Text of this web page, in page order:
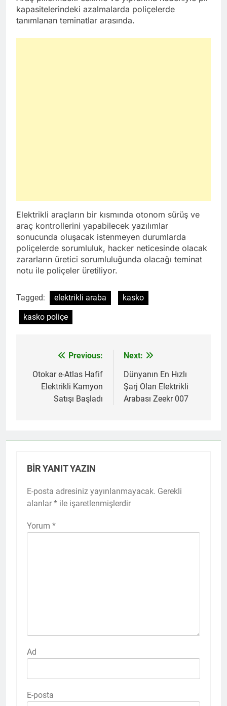
kapasitelerindeki azalmalarda poliçelerde
tanımlanan teminatlar arasında.
Elektrikli araçların bir kısmında otonom sürüş ve
araç kontrollerini yapabilecek yazılımlar
sonucunda oluşacak istenmeyen durumlarda
poliçelerde sorumluluk, hacker neticesinde olacak
zararların üretici sorumluluğunda olacağı teminat
notu ile poliçeler üretiliyor.
Tagged: elektrikli araba
kasko
kasko poliçe
gezinmesi
Previous:
Otokar e-Atlas Hafif
Elektrikli Kamyon
Satışı Başladı
Next:
Dünyanın En Hızlı
Şarj Olan Elektrikli
Arabası Zeekr 007
BIR YANIT YAZIN
E-posta adresiniz yayınlanmayacak. Gerekli
alanlar * ile işaretlenmişlerdir
Yorum *
Ad
E-posta